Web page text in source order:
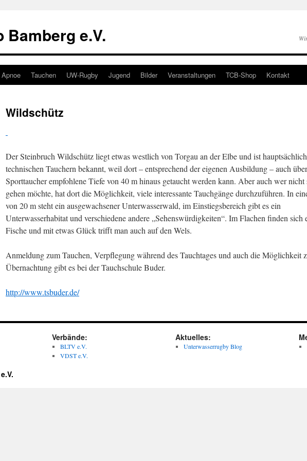
Bamberg e.V.
Apnoe Tauchen UW-Rugby Jugend Bilder Veranstaltungen TCB-Shop Kontakt
Wildschütz
Der Steinbruch Wildschütz liegt etwas westlich von Torgau an der Elbe und ist
technischen Tauchern bekannt, weil dort – entsprechend der eigenen Ausbildung – auch
Sporttaucher empfohlene Tiefe von 40 m hinaus getaucht werden kann. Aber auch wer nicht
gehen möchte, hat dort die Möglichkeit, viele interessante Tauchgänge durchzuführen. In
von 20 m steht ein ausgewachsener Unterwasserwald, im Einstiegsbereich gibt es ein
Unterwasserhabitat und verschiedene andere „Sehenswürdigkeiten“. Im Flachen finden sich
Fische und mit etwas Glück trifft man auch auf den Wels.
Anmeldung zum Tauchen, Verpflegung während des Tauchtages und auch die Möglichkeit
Übernachtung gibt es bei der Tauchschule Buder.
http://www.tsbuder.de/
Verbände:
BLTV e.V.
VDST e.V.
Aktuelles:
Unterwasserrugby Blog